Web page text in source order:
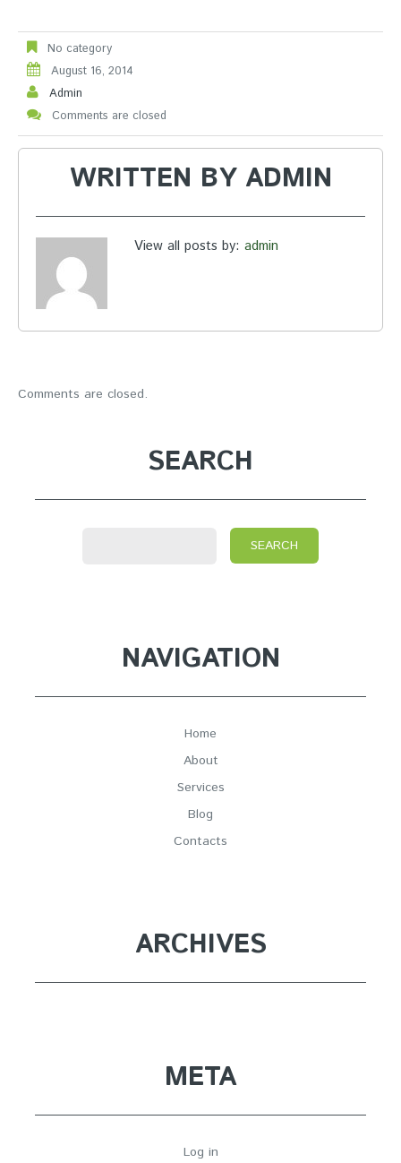
No category
August 16, 2014
Admin
Comments are closed
WRITTEN BY ADMIN
View all posts by: admin
Comments are closed.
SEARCH
NAVIGATION
Home
About
Services
Blog
Contacts
ARCHIVES
META
Log in